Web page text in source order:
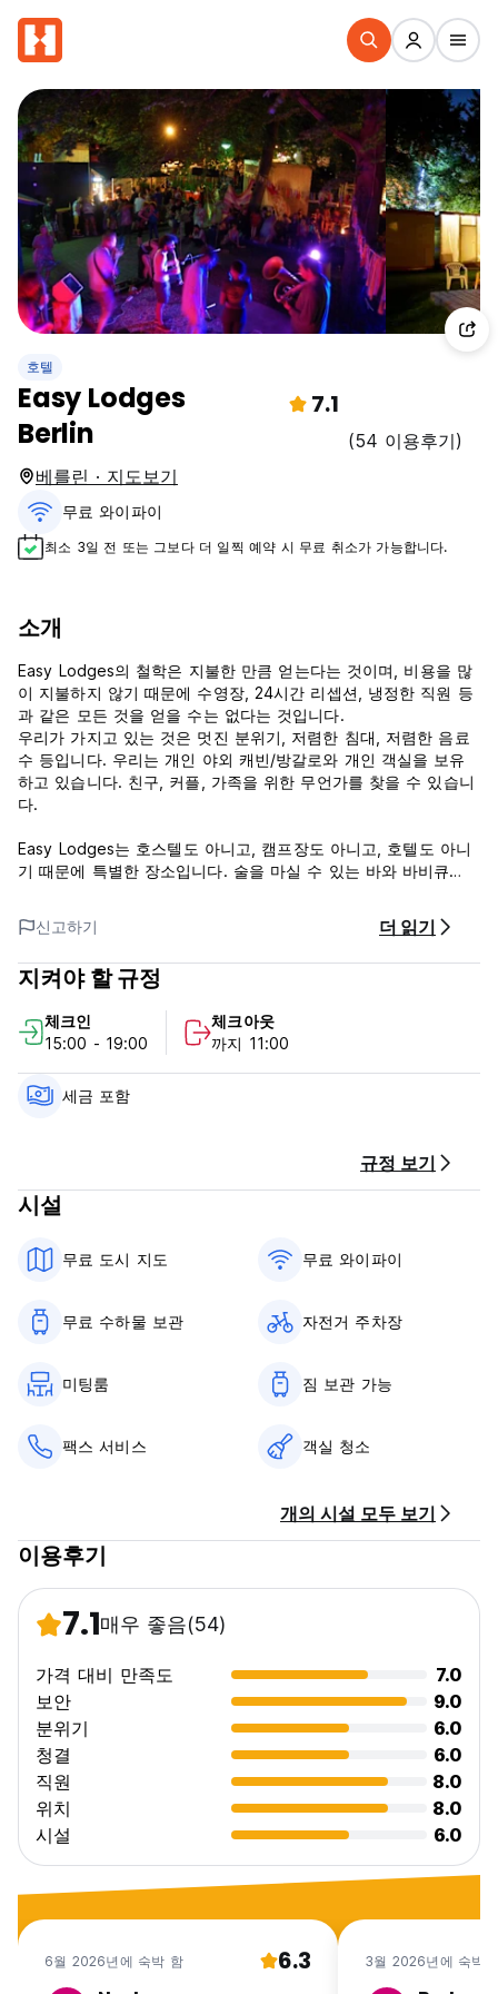
호텔
Easy Lodges
Berlin
7.1
(54 이용후기)
베를린 · 지도보기
무료 와이파이
최소 3일 전 또는 그보다 더 일찍 예약 시 무료 취소가 가능합니다.
소개
Easy Lodges의 철학은 지불한 만큼 얻는다는 것이며, 비용을 많
이 지불하지 않기 때문에 수영장, 24시간 리셉션, 냉정한 직원 등
과 같은 모든 것을 얻을 수는 없다는 것입니다.
우리가 가지고 있는 것은 멋진 분위기, 저렴한 침대, 저렴한 음료
수 등입니다. 우리는 개인 야외 캐빈/방갈로와 개인 객실을 보유
하고 있습니다. 친구, 커플, 가족을 위한 무언가를 찾을 수 있습니
다.
Easy Lodges는 호스텔도 아니고, 캠프장도 아니고, 호텔도 아니
기 때문에 특별한 장소입니다. 술을 마실 수 있는 바와 바비큐
고, 난로 옆에 앉아 분위기를 즐기기에 완벽한 장소입니다.
우리는 Neukolln의 트렌디한 동네에 위치하고 있으며, 가장 가까
운 U Bahn 역은 U8 노선의 Boddingstrasse입니다.
이동하실 수 있습니다. 옛 템펠호프 공항(Tempelhof Airport)과
하센하이데 공원(Hasenheide Park)은 모두 도보로 5분 이내의
거리에 있습니다. (Auto-translated from original language)
신고하기 더 읽기
지켜야 할 규정
체크인
15:00 - 19:00
체크아웃
까지 11:00
세금 포함
규정 보기
시설
무료 도시 지도 무료 와이파이
무료 수하물 보관 자전거 주차장
미팅룸 짐 보관 가능
팩스 서비스 객실 청소
개의 시설 모두 보기
이용후기
7.1매우 좋음(54)
가격 대비 만족도
7.0
보안
9.0
분위기
6.0
청결
6.0
직원
8.0
위치
8.0
시설
6.0
6월 2026년에 숙박 함 6.3 3월 2026년에 숙박